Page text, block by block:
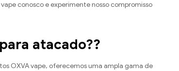
conosco e experimente nosso compromisso
atacado??
OXVA vape, oferecemos uma ampla gama de